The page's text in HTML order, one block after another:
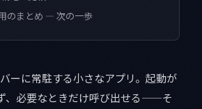
のまとめ — 次の一歩
ーに常駐する小さなアプリ。起動が
、必要なときだけ呼び出せる——そ